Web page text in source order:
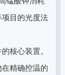
目的光度法
核心装置。
精确控温的